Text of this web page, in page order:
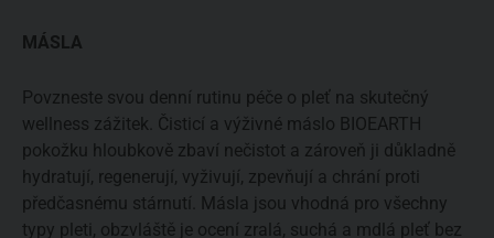
MÁSLA
Povzneste svou denní rutinu péče o pleť na skutečný
wellness zážitek. Čisticí a výživné máslo BIOEARTH
pokožku hloubkově zbaví nečistot a zároveň ji důkladně
hydratují, regenerují, vyživují, zpevňují a chrání proti
předčasnému stárnutí. Másla jsou vhodná pro všechny
typy pleti, obzvláště je ocení zralá, suchá a mdlá pleť bez